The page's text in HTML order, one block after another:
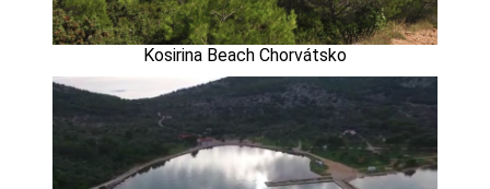
Kosirina Beach Chorvátsko